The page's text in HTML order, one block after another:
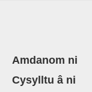
Amdanom ni
Cysylltu â ni